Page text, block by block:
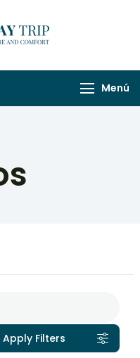
Menú
Apply Filters